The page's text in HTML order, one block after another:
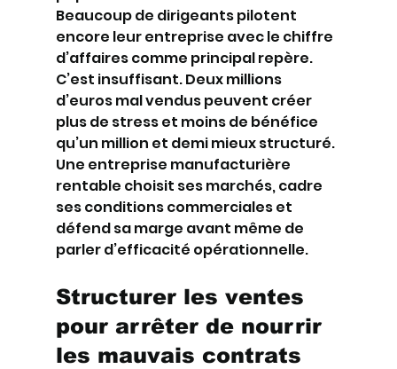
Beaucoup de dirigeants pilotent
encore leur entreprise avec le chiffre
d’affaires comme principal repère.
C’est insuffisant. Deux millions
d’euros mal vendus peuvent créer
plus de stress et moins de bénéfice
qu’un million et demi mieux structuré.
Une entreprise manufacturière
rentable choisit ses marchés, cadre
ses conditions commerciales et
défend sa marge avant même de
parler d’efficacité opérationnelle.
Structurer les ventes
pour arrêter de nourrir
les mauvais contrats